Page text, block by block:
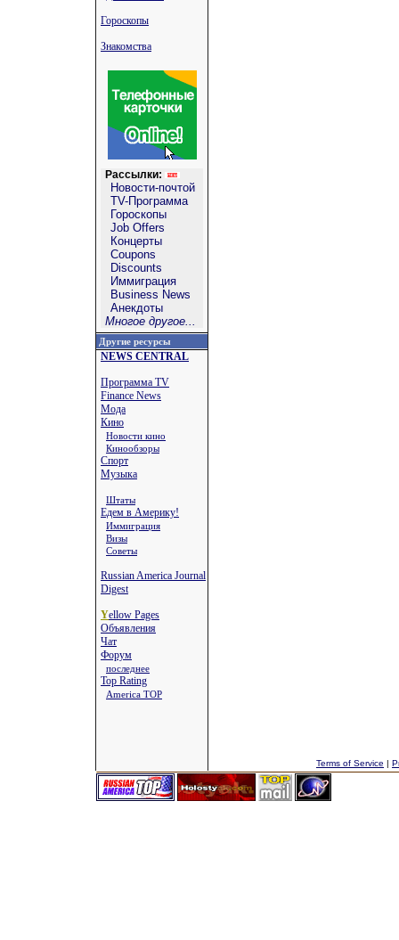
Гороскопы
Знакомства
Рассылки:
Новости-почтой
TV-Программа
Гороскопы
Job Offers
Концерты
Coupons
Discounts
Иммиграция
Business News
Анекдоты
Многое другое...
Другие ресурсы
NEWS CENTRAL
Программа TV
Finance News
Мода
Кино
Новости кино
Кинообзоры
Спорт
Музыка
Штаты
Едем в Америку!
Иммиграция
Визы
Советы
Russian America Journal
Digest
Yellow Pages
Объявления
Чат
Форум
последнее
Top Rating
America TOP
Terms of Service |